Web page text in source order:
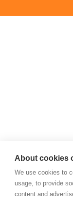
About cookies
We use cookies to
usage, to provide
content and